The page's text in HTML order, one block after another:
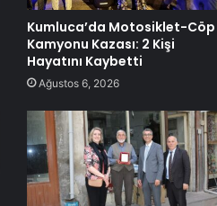
Kumluca’da Motosiklet-Cöp
Kamyonu Kazası: 2 Kişi
Hayatını Kaybetti
Ağustos 6, 2026